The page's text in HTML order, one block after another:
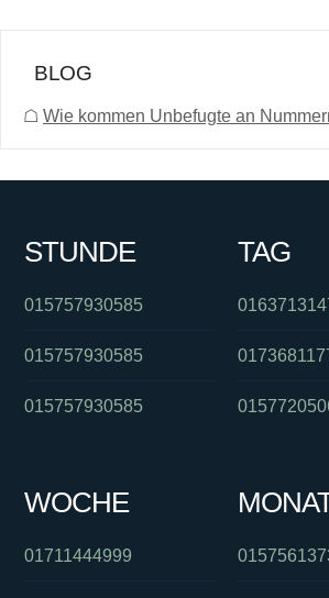
BLOG
☖ Wie kommen Unbefugte an
STUNDE
015757930585
015757930585
015757930585
TAG
WOCHE
01711444999